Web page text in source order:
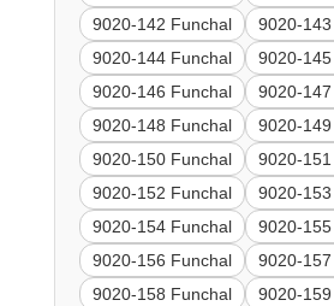
9020-142 Funchal
9020-
9020-144 Funchal
9020-
9020-146 Funchal
9020-
9020-148 Funchal
9020-
9020-150 Funchal
9020-
9020-152 Funchal
9020-
9020-154 Funchal
9020-
9020-156 Funchal
9020-
9020-158 Funchal
9020-